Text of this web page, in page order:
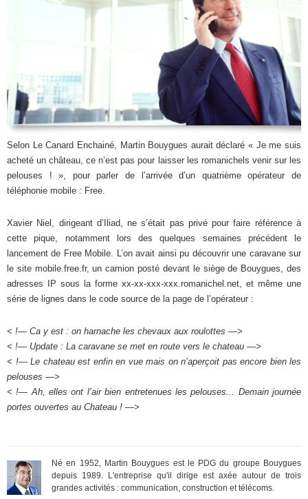
Selon Le Canard Enchainé, Martin Bouygues aurait déclaré « Je me suis
acheté un château, ce n’est pas pour laisser les romanichels venir sur les
pelouses ! », pour parler de l’arrivée d’un quatrième opérateur de
téléphonie mobile : Free.
Xavier Niel, dirigeant d’Iliad, ne s’était pas privé pour faire référence à
cette pique, notamment lors des quelques semaines précédent le
lancement de Free Mobile. L’on avait ainsi pu découvrir une caravane sur
le site mobile.free.fr, un camion posté devant le siège de Bouygues, des
adresses IP sous la forme xx-xx-xxx-xxx.romanichel.net, et même une
série de lignes dans le code source de la page de l’opérateur :
< !— Ca y est : on harnache les chevaux aux roulottes —>
< !— Update : La caravane se met en route vers le chateau —>
< !— Le chateau est enfin en vue mais on n’aperçoit pas encore bien les
pelouses —>
< !— Ah, elles ont l’air bien entretenues les pelouses... Demain journée
portes ouvertes au Chateau ! —>
Né en 1952, Martin Bouygues est le PDG du groupe Bouygues
depuis 1989. L'entreprise qu'il dirige est axée autour de trois
grandes activités : communication, construction et télécoms.